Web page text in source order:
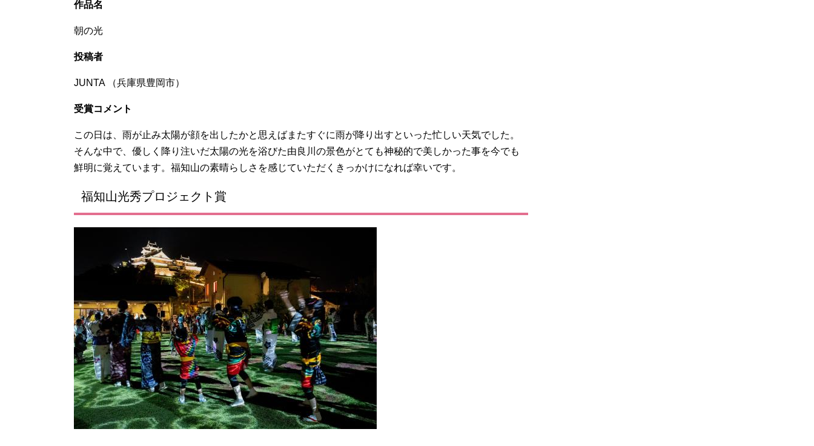
作品名
朝の光
投稿者
JUNTA （兵庫県豊岡市）
受賞コメント
この日は、雨が止み太陽が顔を出したかと思えばまたすぐに雨が降り出すといった忙しい天気でした。
そんな中で、優しく降り注いだ太陽の光を浴びた由良川の景色がとても神秘的で美しかった事を今でも
鮮明に覚えています。福知山の素晴らしさを感じていただくきっかけになれば幸いです。
福知山光秀プロジェクト賞